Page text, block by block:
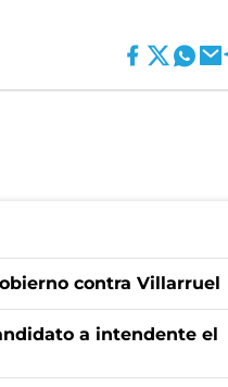
contra Villarruel
a intendente el